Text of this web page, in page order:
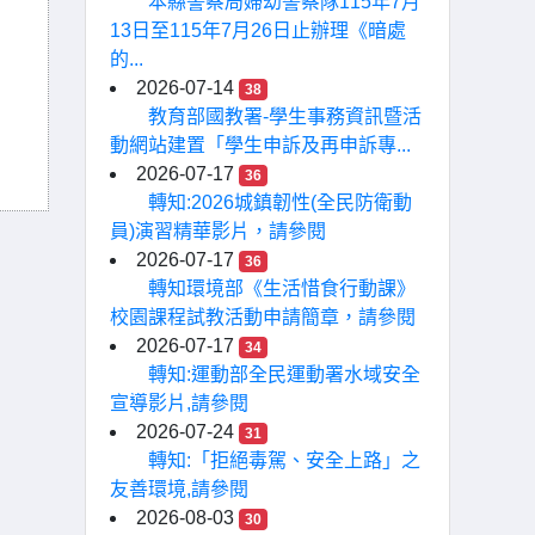
13日至115年7月26日止辦理《暗處
的...
2026-07-14
38
教育部國教署-學生事務資訊暨活
動網站建置「學生申訴及再申訴專...
2026-07-17
36
轉知:2026城鎮韌性(全民防衛動
員)演習精華影片，請參閱
2026-07-17
36
轉知環境部《生活惜食行動課》
校園課程試教活動申請簡章，請參閱
2026-07-17
34
轉知:運動部全民運動署水域安全
宣導影片,請參閱
2026-07-24
31
轉知:「拒絕毒駕、安全上路」之
友善環境,請參閱
2026-08-03
30